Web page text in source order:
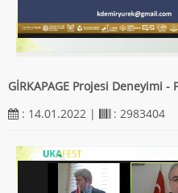
GİRKAPAGE Projesi Deneyimi -
: 14.01.2022 |
: 2983404